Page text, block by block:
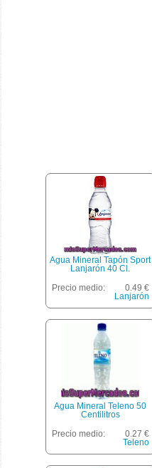
Agua Mineral Tapón Sport
Lanjarón 40 Cl.
Precio medio:
0.49 €
Lanjarón
Agua Mineral Teleno 50
Centilitros
Precio medio:
0.27 €
Teleno